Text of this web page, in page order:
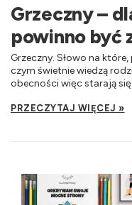
Grzeczny –
powinno być
Grzeczny. Słowo na
czym świetnie wiedzą
obecności więc starają się
PRZECZYTAJ WIĘCEJ »